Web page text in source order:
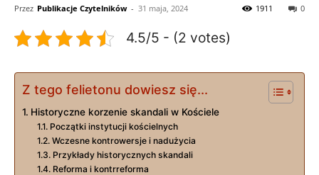
Przez Publikacje Czytelników - 31 maja, 2024 0
1911
4.5/5 - (2 votes)
Z tego felietonu dowiesz się...
Historyczne korzenie skandali w Kościele
Początki instytucji kościelnych
Wczesne kontrowersje i nadużycia
Przykłady historycznych skandali
Reforma i kontrreforma